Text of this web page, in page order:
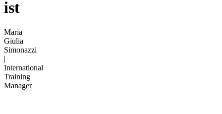
ist
Maria
Giulia
Simonazzi
|
International
Training
Manager